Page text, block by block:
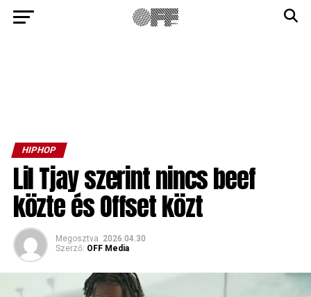
HIPHOP
Lil Tjay szerint nincs beef
közte és Offset közt
Megosztva 2026.04.30
Szerző: OFF Media